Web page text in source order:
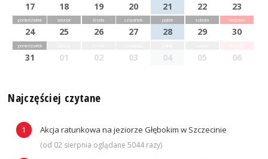
17 18 19 20 21 22 23
poniedziałek
24
wtorek
25
środa
26
czwartek
27
piątek
28
sobota
29
niedziela
30
poniedziałek
31 01 02 03 04 05 06
Najczęściej czytane
Akcja ratunkowa na jeziorze Głębokim w Szczecinie
(od 02 sierpnia oglądane 5044 razy)